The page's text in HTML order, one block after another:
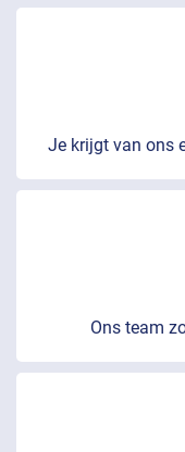
Je krijgt van ons
Ons team